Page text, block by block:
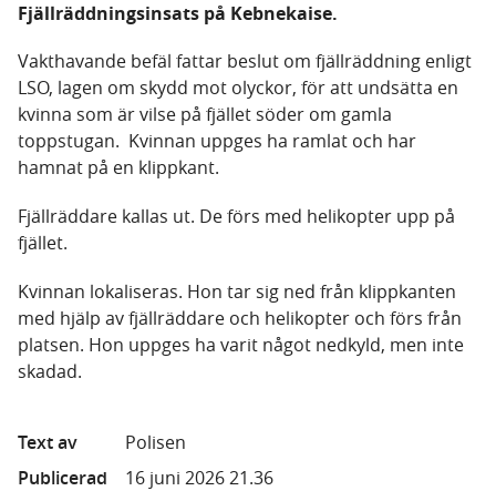
Fjällräddningsinsats på Kebnekaise.
Vakthavande befäl fattar beslut om fjällräddning enligt
LSO, lagen om skydd mot olyckor, för att undsätta en
kvinna som är vilse på fjället söder om gamla
toppstugan. Kvinnan uppges ha ramlat och har
hamnat på en klippkant.
Fjällräddare kallas ut. De förs med helikopter upp på
fjället.
Kvinnan lokaliseras. Hon tar sig ned från klippkanten
med hjälp av fjällräddare och helikopter och förs från
platsen. Hon uppges ha varit något nedkyld, men inte
skadad.
Text av
Polisen
Publicerad
16 juni 2026 21.36